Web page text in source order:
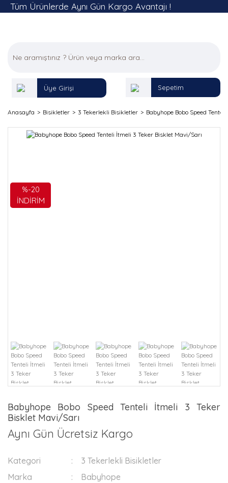
Tüm Ürünlerde Aynı Gün Kargo Avantajı !
Üye Girişi Sepetim
Anasayfa Bisikletler 3 Tekerlekli Bisikletler Babyhope Bobo Speed
Babyhope Bobo Speed Tenteli İtmeli 3 Teker
Bisklet Mavi/Sarı
Aynı Gün Ücretsiz Kargo
Kategori
3 Tekerlekli Bisikletler
Marka
Babyhope
%-20
İNDİRİM